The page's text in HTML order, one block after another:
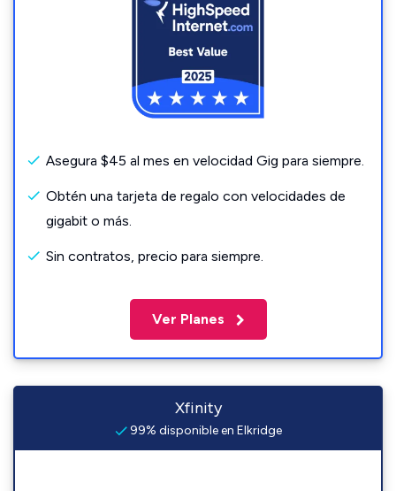
Asegura $45 al mes en velocidad Gig para siempre.
Obtén una tarjeta de regalo con velocidades de
gigabit o más.
Sin contratos, precio para siempre.
Ver Planes
Xfinity
99% disponible en Elkridge